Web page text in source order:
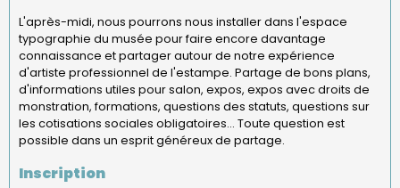
L'après-midi, nous pourrons nous installer dans l'espace
typographie du musée pour faire encore davantage
connaissance et partager autour de notre expérience
d'artiste professionnel de l'estampe. Partage de bons plans,
d'informations utiles pour salon, expos, expos avec droits de
monstration, formations, questions des statuts, questions sur
les cotisations sociales obligatoires... Toute question est
possible dans un esprit généreux de partage.
Inscription